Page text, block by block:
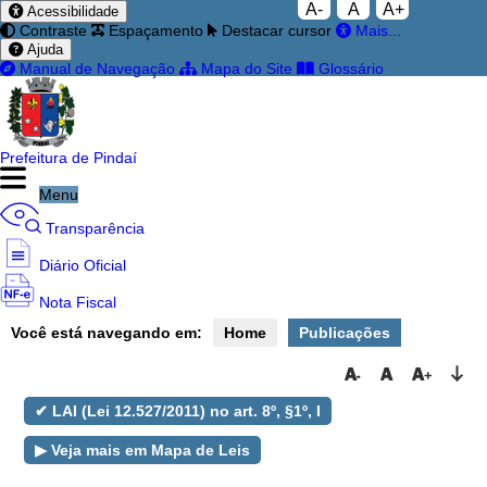
A- A A+
Acessibilidade
Contraste Espaçamento Destacar cursor Mais...
Ajuda
Manual de Navegação Mapa do Site Glossário
Prefeitura de Pindaí
Menu
Transparência
Diário Oficial
Nota Fiscal
Ouvidoria
Filtrar por todos
Você está navegando em: Home Publicações
✔ LAI (Lei 12.527/2011) no art. 8º, §1º, I
▶ Veja mais em Mapa de Leis